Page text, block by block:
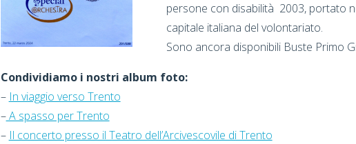
persone con disabilità 2003, portato
capitale italiana del volontariato.
Sono ancora disponibili Buste Primo
Condividiamo i nostri album foto:
– In viaggio verso Trento
–A spasso per Trento
– Il concerto presso il Teatro dell’Arcivescovile di Trento